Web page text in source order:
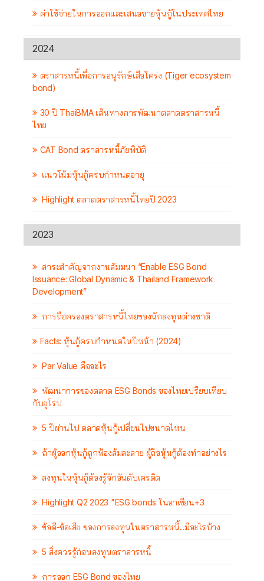
ค่าใช้จ่ายในการออกและเสนอขายหุ้นกู้ในประเทศไทย
2024
ตราสารหนี้เพื่อการอนุรักษ์เสือโคร่ง (Tiger ecosystem
bond)
30 ปี ThaiBMA เส้นทางการพัฒนาตลาดตราสารหนี้
ไทย
CAT Bond ตราสารหนี้ภัยพิบัติ
แนวโน้มหุ้นกู้ครบกำหนดอายุ
Highlight ตลาดตราสารหนี้ไทยปี 2023
2023
สาระสำคัญจากงานสัมมนา “Enable ESG Bond
Issuance: Global Dynamic & Thailand Framework
Development”
การถือครองตราสารหนี้ไทยของนักลงทุนต่างชาติ
Facts: หุ้นกู้ครบกำหนดในปีหน้า (2024)
Par Value คืออะไร
พัฒนาการของตลาด ESG Bonds ของไทยเปรียบเทียบ
กับยุโรป
5 ปีผ่านไป ตลาดหุ้นกู้เปลี่ยนไปขนาดไหน
ถ้าผู้ออกหุ้นกู้ถูกฟ้องล้มละลาย ผู้ถือหุ้นกู้ต้องทำอย่างไร
ลงทุนในหุ้นกู้ต้องรู้จักอันดับเครดิต
Highlight Q2 2023 "ESG bonds ในอาเซียน+3
ข้อดี-ข้อเสีย ของการลงทุนในตราสารหนี้...มีอะไรบ้าง
5 สิ่งควรรู้ก่อนลงทุนตราสารหนี้
การออก ESG Bond ของไทย